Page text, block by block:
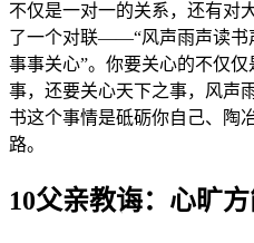
不仅是一对一的关系，还有对
了一个对联——“风声雨声读书
事事关心”。你要关心的不仅
事，还要关心天下之事，风声
书这个事情是砥砺你自己、陶
路。
10父亲教诲：心旷